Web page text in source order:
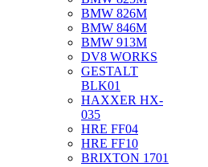
BMW 826M
BMW 846M
BMW 913M
DV8 WORKS
GESTALT
BLK01
HAXXER HX-
035
HRE FF04
HRE FF10
BRIXTON 1701